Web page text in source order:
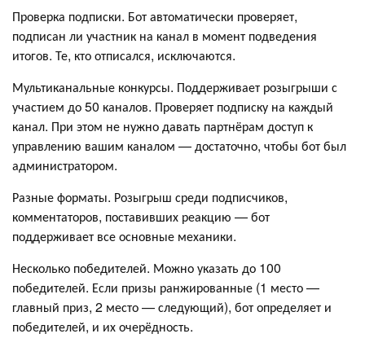
Проверка подписки. Бот автоматически проверяет,
подписан ли участник на канал в момент подведения
итогов. Те, кто отписался, исключаются.
Мультиканальные конкурсы. Поддерживает розыгрыши с
участием до 50 каналов. Проверяет подписку на каждый
канал. При этом не нужно давать партнёрам доступ к
управлению вашим каналом — достаточно, чтобы бот был
администратором.
Разные форматы. Розыгрыш среди подписчиков,
комментаторов, поставивших реакцию — бот
поддерживает все основные механики.
Несколько победителей. Можно указать до 100
победителей. Если призы ранжированные (1 место —
главный приз, 2 место — следующий), бот определяет и
победителей, и их очерёдность.